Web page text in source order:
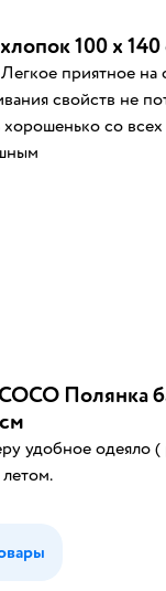
100 x 140
приятное на
свойств не
хорошенько со
Полянка
удобное одеяло (